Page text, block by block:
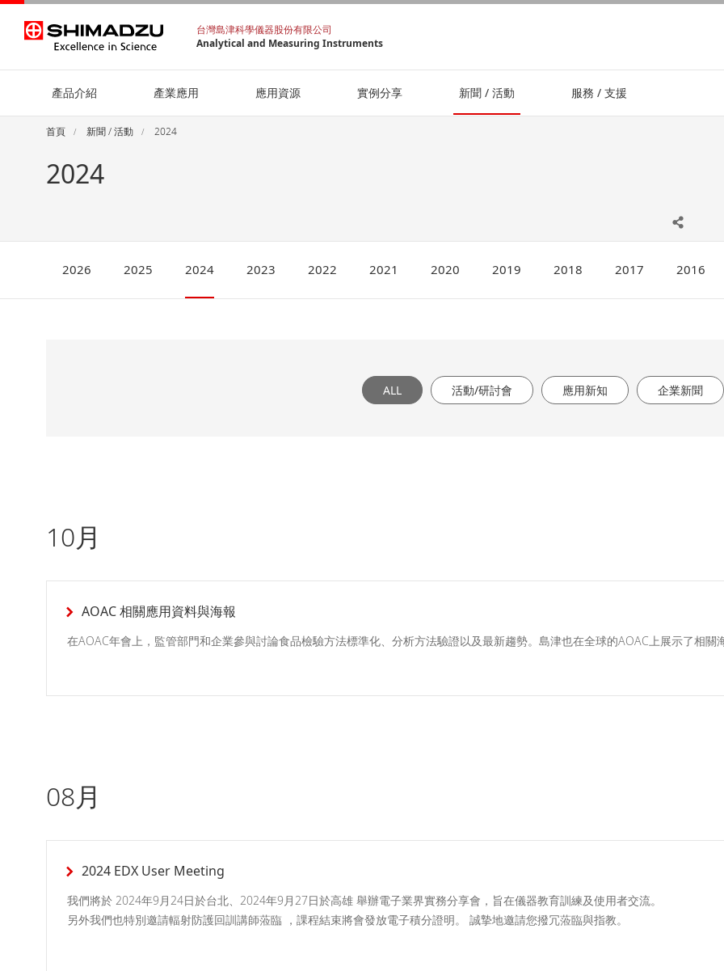
台灣島津科學儀器股份有限公司
Analytical and Measuring Instruments
產品介紹 產業應用 應用資源 實例分享 新聞 / 活動 服務 / 支援
首頁 新聞 / 活動 2024
2024
2026 2025 2024 2023 2022 2021 2020 2019 2018 2017 2016
ALL 活動/研討會 應用新知 企業新聞
10月
AOAC 相關應用資料與海報
在AOAC年會上，監管部門和企業參與討論食品檢驗方法標準化、分析方法驗證以及最新趨勢。島津也在全球的AOAC上展示了相關
08月
2024 EDX User Meeting
我們將於 2024年9月24日於台北、2024年9月27日於高雄 舉辦電子業界實務分享會，旨在儀器教育訓練及使用者交流。
另外我們也特別邀請輻射防護回訓講師蒞臨 ，課程結束將會發放電子積分證明。 誠摯地邀請您撥冗蒞臨與指教。